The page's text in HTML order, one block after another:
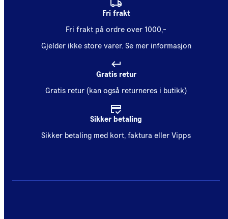
Fri frakt
Fri frakt på ordre over 1000,-
Gjelder ikke store varer. Se mer informasjon
Gratis retur
Gratis retur (kan også returneres i butikk)
Sikker betaling
Sikker betaling med kort, faktura eller Vipps